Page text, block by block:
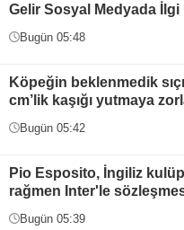
Gelir Sosyal Medyada İlgi
Bugün 05:48
Köpeğin beklenmedik
cm’lik kaşığı yutmaya
Bugün 05:42
Pio Esposito, İngiliz
rağmen Inter'le
Bugün 05:39